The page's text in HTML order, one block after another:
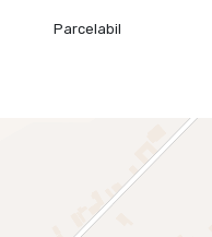
Parcelabil